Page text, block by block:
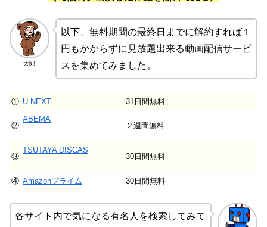
太郎
以下、無料期間の最終日までに解約すれば１
円もかからずに見放題出来る動画配信サービ
スを集めてみました。
① U-NEXT 31日間無料
②
ABEMA
２週間無料
③
TSUTAYA DISCAS
30日間無料
④ Amazonプライム 30日間無料
各サイト内で気になる有名人を検索してみて